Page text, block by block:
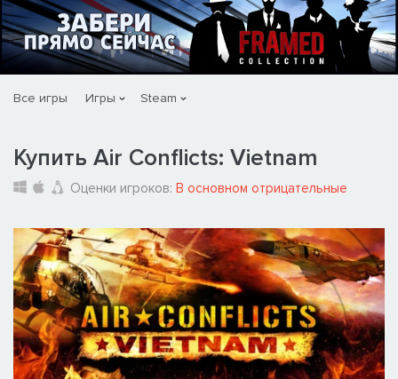
Все игры Игры Steam
Купить Air Conflicts: Vietnam
Оценки игроков: В основном отрицательные